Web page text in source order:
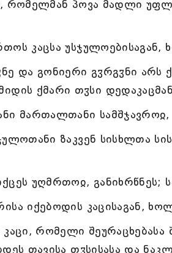
რომელმან პოვა მადლი
კაცსა
და გონიერი გჳრგჳნი
ქმარი თჳსი
მართალთანი
ზაკვენ სისხლთა
უღმრთოჲ,
იქებოდის კაცისაგან,
კაცი, რომელი
თავისა თჳსისასა და